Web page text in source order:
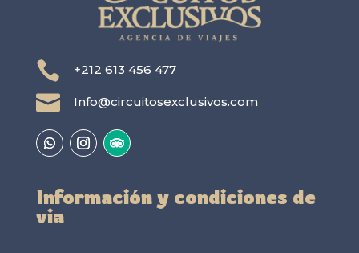
 +212 613 456 477
 Info@circuitosexclusivos.com
Información y condiciones de
via